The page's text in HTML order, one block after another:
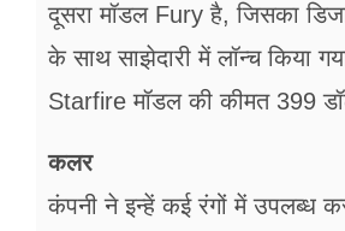
दूसरा मॉडल Fury है, जिसका
के साथ साझेदारी में लॉन्च किया
Starfire मॉडल की कीमत 399
कलर
कंपनी ने इन्हें कई रंगों में उपलब्ध